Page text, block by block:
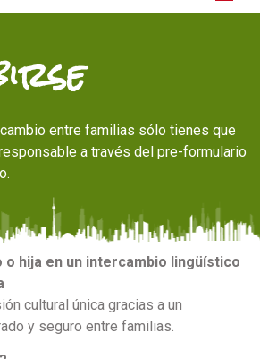
entre familias sólo tienes que
a través del pre-formulario
o hija en un intercambio lingüístico
cultural única gracias a un
y seguro entre familias.